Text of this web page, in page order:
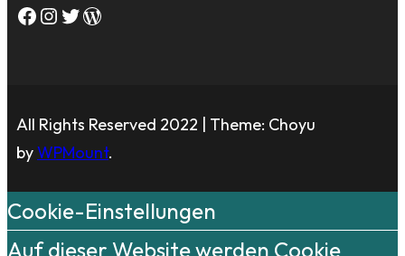
Facebook Instagram Twitter WordPress
All Rights Reserved 2022 | Theme: Choyu
byWPMount.
Cookie-Einstellungen
Auf dieser Website werden Cookie